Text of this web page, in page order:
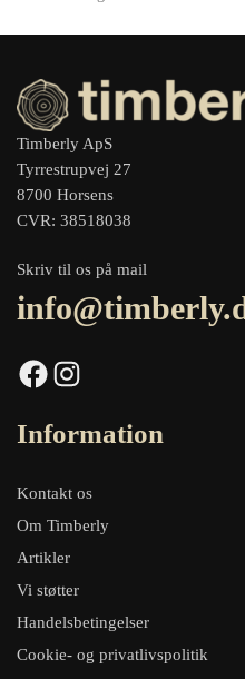
Timberly ApS
Tyrrestrupvej 27
8700 Horsens
CVR: 38518038
Skriv til os på mail
Facebook Instagram
Information
Kontakt os
Om Timberly
Artikler
Vi støtter
Handelsbetingelser
Cookie- og privatlivspolitik